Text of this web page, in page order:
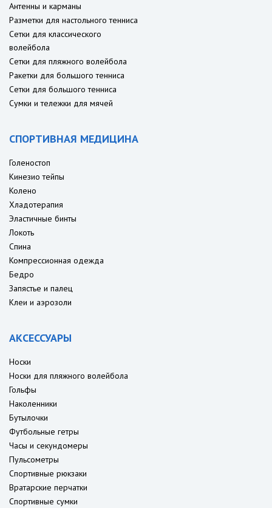
Антенны и карманы
Разметки для настольного тенниса
Сетки для классического
волейбола
Сетки для пляжного волейбола
Ракетки для большого тенниса
Сетки для большого тенниса
Сумки и тележки для мячей
СПОРТИВНАЯ МЕДИЦИНА
Голеностоп
Кинезио тейпы
Колено
Хладотерапия
Эластичные бинты
Локоть
Спина
Компрессионная одежда
Бедро
Запястье и палец
Клеи и аэрозоли
АКСЕССУАРЫ
Носки
Носки для пляжного волейбола
Гольфы
Наколенники
Бутылочки
Футбольные гетры
Часы и секундомеры
Пульсометры
Спортивные рюкзаки
Вратарские перчатки
Спортивные сумки